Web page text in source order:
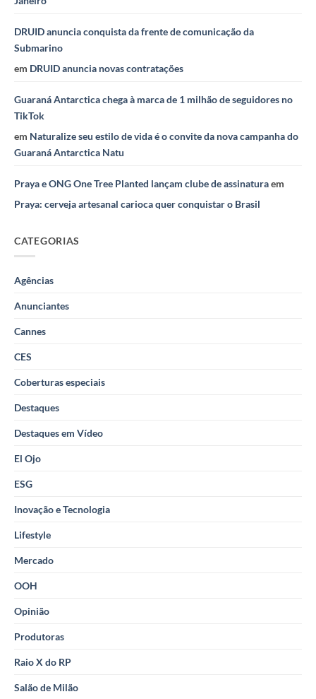
DRUID anuncia conquista da frente de comunicação da
Submarino
em DRUID anuncia novas contratações
Guaraná Antarctica chega à marca de 1 milhão de seguidores no
TikTok
em Naturalize seu estilo de vida é o convite da nova campanha do
Guaraná Antarctica Natu
Praya e ONG One Tree Planted lançam clube de assinaturaem
Praya: cerveja artesanal carioca quer conquistar o Brasil
CATEGORIAS
Agências
Anunciantes
Cannes
CES
Coberturas especiais
Destaques
Destaques em Vídeo
El Ojo
ESG
Inovação e Tecnologia
Lifestyle
Mercado
OOH
Opinião
Produtoras
Raio X do RP
Salão de Milão